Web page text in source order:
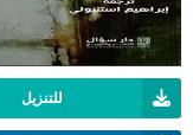
للتنزيل